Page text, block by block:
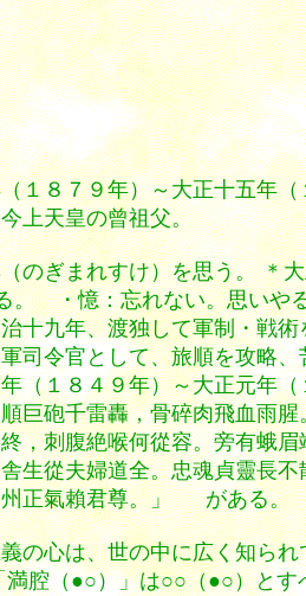
１８７９年）～大正十五年
上天皇の曾祖父。
のぎまれすけ）を思う。 ＊
。 ・憶：忘れない。思いや
十九年、渡独して軍制・戦
司令官として、旅順を攻略
（１８４９年）～大正元年
巨砲千雷轟，骨碎肉飛血雨
，刺腹絶喉何從容。旁有蛾
生從夫婦道全。忠魂貞靈長
正氣賴君尊。」
がある。
の心は、世の中に広く知ら
腔（●○）」は○○（●○）と